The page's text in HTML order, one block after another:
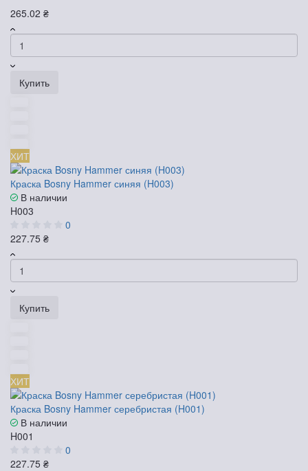
265.02 ₴
Купить
ХИТ
Краска Bosny Hammer синяя (H003)
В наличии
H003
0
227.75 ₴
Купить
ХИТ
Краска Bosny Hammer серебристая (H001)
В наличии
H001
0
227.75 ₴